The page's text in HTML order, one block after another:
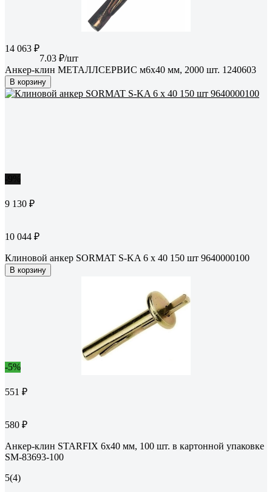
14 063 ₽
7.03 ₽/шт
Анкер-клин МЕТАЛЛСЕРВИС м6x40 мм, 2000 шт. 1240603
В корзину
9 130 ₽
10 044 ₽
Клиновой анкер SORMAT S-KA 6 х 40 150 шт 9640000100
В корзину
-5%
551 ₽
580 ₽
Анкер-клин STARFIX 6x40 мм, 100 шт. в картонной упаковке
SM-83693-100
5(4)